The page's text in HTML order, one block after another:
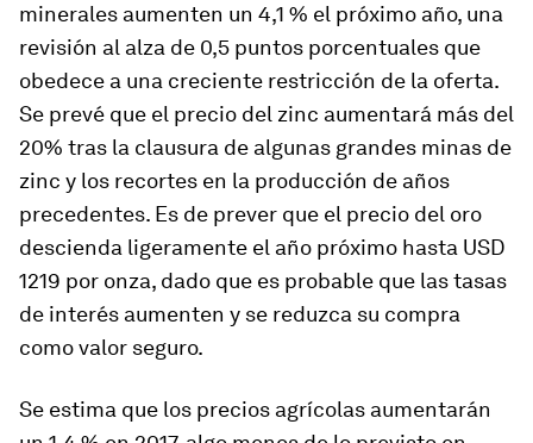
minerales aumenten un 4,1 % el próximo año, una
revisión al alza de 0,5 puntos porcentuales que
obedece a una creciente restricción de la oferta.
Se prevé que el precio del zinc aumentará más del
20% tras la clausura de algunas grandes minas de
zinc y los recortes en la producción de años
precedentes. Es de prever que el precio del oro
descienda ligeramente el año próximo hasta USD
1219 por onza, dado que es probable que las tasas
de interés aumenten y se reduzca su compra
como valor seguro.
Se estima que los precios agrícolas aumentarán